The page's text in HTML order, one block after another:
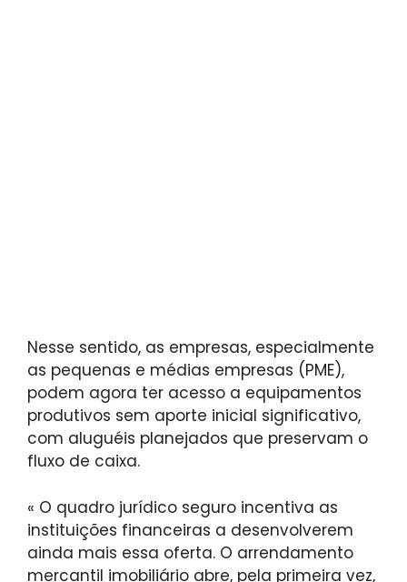
Nesse sentido, as empresas, especialmente
as pequenas e médias empresas (PME),
podem agora ter acesso a equipamentos
produtivos sem aporte inicial significativo,
com aluguéis planejados que preservam o
fluxo de caixa.
« O quadro jurídico seguro incentiva as
instituições financeiras a desenvolverem
ainda mais essa oferta. O arrendamento
mercantil imobiliário abre, pela primeira vez,